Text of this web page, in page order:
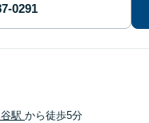
駅 から徒歩5分